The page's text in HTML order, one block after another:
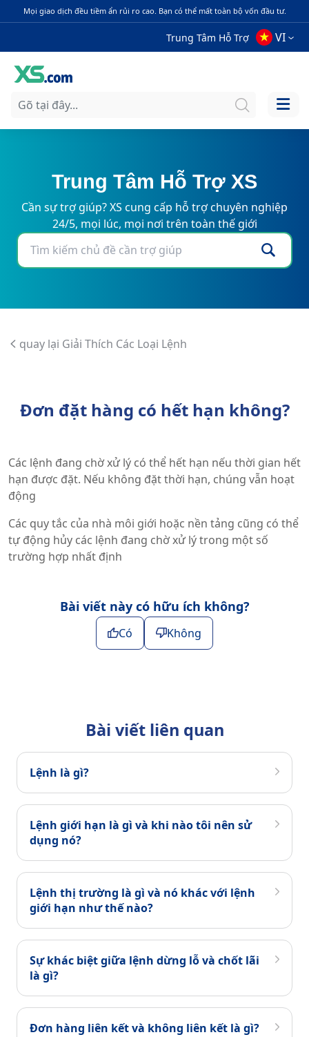
Mọi giao dịch đều tiềm ẩn rủi ro cao. Bạn có thể mất toàn bộ vốn đầu tư.
Trung Tâm Hỗ Trợ VI
Trung Tâm Hỗ Trợ XS
Cần sự trợ giúp? XS cung cấp hỗ trợ chuyên nghiệp
24/5, mọi lúc, mọi nơi trên toàn thế giới
quay lại Giải Thích Các Loại Lệnh
Đơn đặt hàng có hết hạn không?
Các lệnh đang chờ xử lý có thể hết hạn nếu thời gian hết
hạn được đặt. Nếu không đặt thời hạn, chúng vẫn hoạt
động
Các quy tắc của nhà môi giới hoặc nền tảng cũng có thể
tự động hủy các lệnh đang chờ xử lý trong một số
trường hợp nhất định
Bài viết này có hữu ích không?
Có Không
Bài viết liên quan
Lệnh là gì?
Lệnh giới hạn là gì và khi nào tôi nên sử
dụng nó?
Lệnh thị trường là gì và nó khác với lệnh
giới hạn như thế nào?
Sự khác biệt giữa lệnh dừng lỗ và chốt lãi
là gì?
Đơn hàng liên kết và không liên kết là gì?